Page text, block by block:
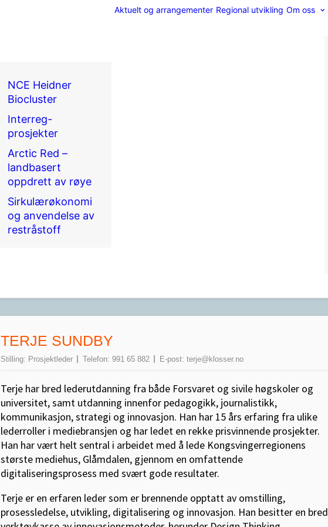
NCE Heidner
Biocluster
Interreg-
prosjekter
Arctic Red –
landbasert
oppdrett av røye
Sirkulærøkonomi
og anvendelse av
restråstoff
Aktuelt og arrangementer Regional utvikling Om oss
TERJE SUNDBY
Stilling: Prosjektleder Telefon: 991 65 882 E-post: terje@klosser.no
Terje har bred lederutdanning fra både Forsvaret og sivile høgskoler og
universitet, samt utdanning innenfor pedagogikk, journalistikk,
kommunikasjon, strategi og innovasjon. Han har 15 års erfaring fra ulike
lederroller i mediebransjen og har ledet en rekke prisvinnende prosjekter.
Han har vært helt sentral i arbeidet med å lede Kongsvingerregionens
største mediehus, Glåmdalen, gjennom en omfattende
digitaliseringsprosess med svært gode resultater.
Terje er en erfaren leder som er brennende opptatt av omstilling,
prosessledelse, utvikling, digitalisering og innovasjon. Han besitter en bred